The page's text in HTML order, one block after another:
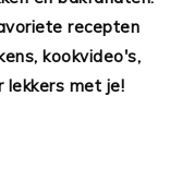
recepten
kookvideo's,
met je!